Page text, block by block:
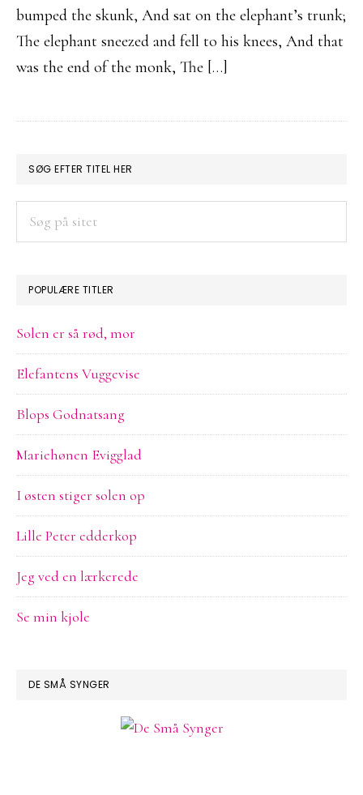
bumped the skunk, And sat on the elephant’s trunk;
The elephant sneezed and fell to his knees, And that
was the end of the monk, The […]
PRIMÆR
SIDEBAR
SØG EFTER TITEL HER
POPULÆRE TITLER
Solen er så rød, mor
Elefantens Vuggevise
Blops Godnatsang
Mariehønen Evigglad
I østen stiger solen op
Lille Peter edderkop
Jeg ved en lærkerede
Se min kjole
DE SMÅ SYNGER